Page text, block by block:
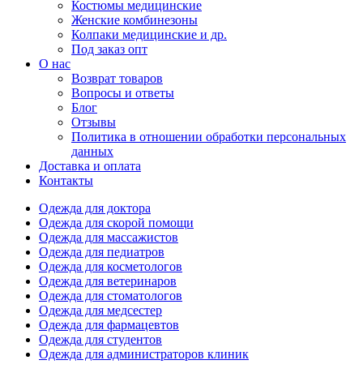
Костюмы медицинские
Женские комбинезоны
Колпаки медицинские и др.
Под заказ опт
О нас
Возврат товаров
Вопросы и ответы
Блог
Отзывы
Политика в отношении обработки персональных
данных
Доставка и оплата
Контакты
Одежда для доктора
Одежда для скорой помощи
Одежда для массажистов
Одежда для педиатров
Одежда для косметологов
Одежда для ветеринаров
Одежда для стоматологов
Одежда для медсестер
Одежда для фармацевтов
Одежда для студентов
Одежда для администраторов клиник